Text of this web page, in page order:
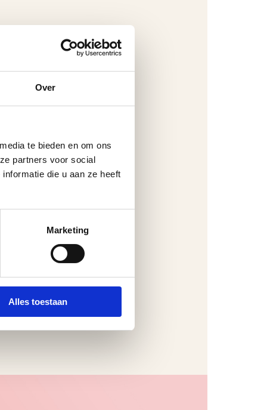
Over
te bieden en om ons
partners voor social
die u aan ze heeft
Marketing
Alles toestaan